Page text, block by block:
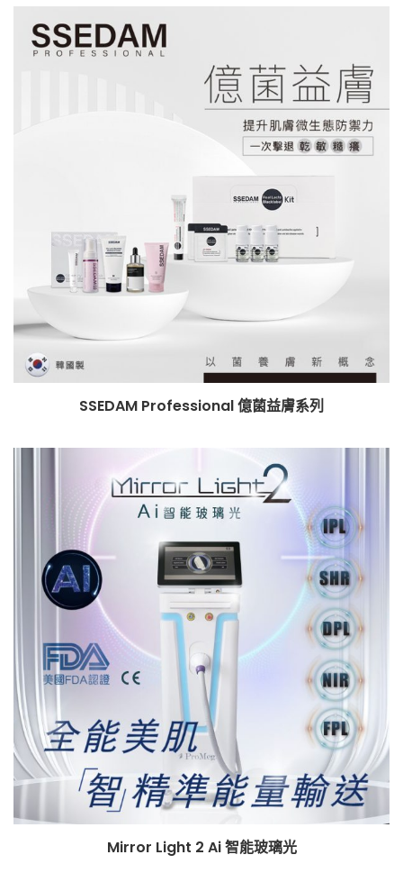
SSEDAM Professional 億菌益膚系列
Mirror Light 2 Ai 智能玻璃光